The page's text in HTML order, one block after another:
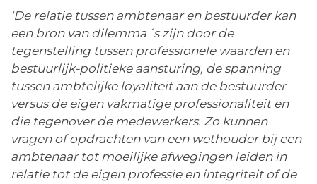
‘De relatie tussen ambtenaar en bestuurder kan
een bron van dilemma´s zijn door de
tegenstelling tussen professionele waarden en
bestuurlijk-politieke aansturing, de spanning
tussen ambtelijke loyaliteit aan de bestuurder
versus de eigen vakmatige professionaliteit en
die tegenover de medewerkers. Zo kunnen
vragen of opdrachten van een wethouder bij een
ambtenaar tot moeilijke afwegingen leiden in
relatie tot de eigen professie en integriteit of de